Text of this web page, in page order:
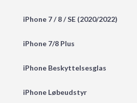
iPhone 7 / 8 / SE (2020/2022)
iPhone 7/8 Plus
iPhone Beskyttelsesglas
iPhone Løbeudstyr